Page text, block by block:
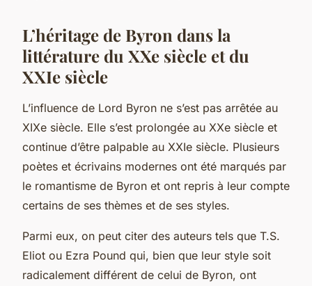
L’héritage de Byron dans la
littérature du XXe siècle et du
XXIe siècle
L’influence de Lord Byron ne s’est pas arrêtée au
XIXe siècle. Elle s’est prolongée au XXe siècle et
continue d’être palpable au XXIe siècle. Plusieurs
poètes et écrivains modernes ont été marqués par
le romantisme de Byron et ont repris à leur compte
certains de ses thèmes et de ses styles.
Parmi eux, on peut citer des auteurs tels que T.S.
Eliot ou Ezra Pound qui, bien que leur style soit
radicalement différent de celui de Byron, ont